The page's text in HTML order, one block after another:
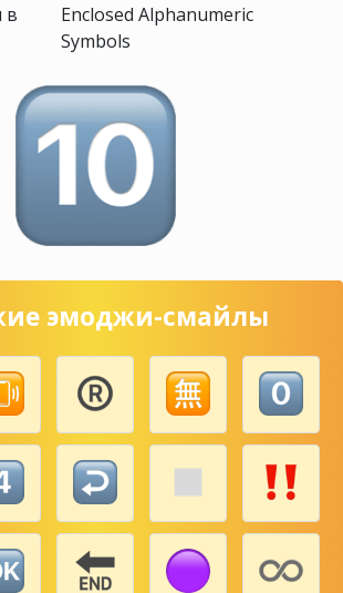
в
Enclosed Alphanumeric
Symbols
эмоджи-смайлы